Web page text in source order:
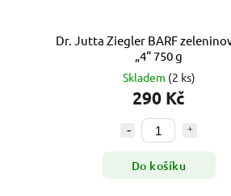
Dr. Jutta Ziegler BARF
„4“ 750 g
Skladem (2 ks)
290 Kč
Do košíku